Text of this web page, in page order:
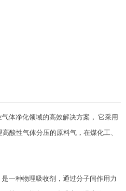
体净化领域的高效解决方案 ， 它采用
酸性气体分压的原料气，在煤化工、
是一种物理吸收剂，通过分子间作用力